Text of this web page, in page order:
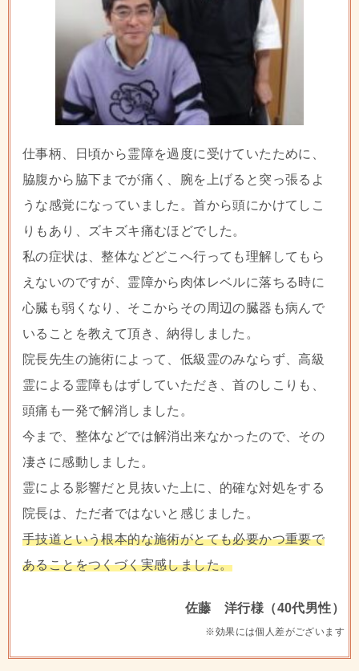
仕事柄、日頃から霊障を過度に受けていたために、
脇腹から脇下までが痛く、腕を上げると突っ張るよ
うな感覚になっていました。首から頭にかけてしこ
りもあり、ズキズキ痛むほどでした。
私の症状は、整体などどこへ行っても理解してもら
えないのですが、霊障から肉体レベルに落ちる時に
心臓も弱くなり、そこからその周辺の臓器も病んで
いることを教えて頂き、納得しました。
院長先生の施術によって、低級霊のみならず、高級
霊による霊障もはずしていただき、首のしこりも、
頭痛も一発で解消しました。
今まで、整体などでは解消出来なかったので、その
凄さに感動しました。
霊による影響だと見抜いた上に、的確な対処をする
院長は、ただ者ではないと感じました。
手技道という根本的な施術がとても必要かつ重要で
あることをつくづく実感しました。
佐藤 洋行様（40代男性）
※効果には個人差がございます